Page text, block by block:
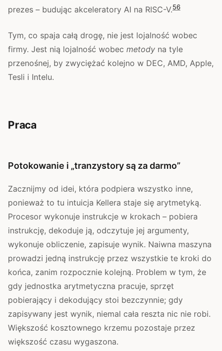
prezes – budując akceleratory AI na RISC-V.56
Tym, co spaja całą drogę, nie jest lojalność wobec
firmy. Jest nią lojalność wobec metody na tyle
przenośnej, by zwyciężać kolejno w DEC, AMD, Apple,
Tesli i Intelu.
Praca
Potokowanie i „tranzystory są za darmo”
Zacznijmy od idei, która podpiera wszystko inne,
ponieważ to tu intuicja Kellera staje się arytmetyką.
Procesor wykonuje instrukcje w krokach – pobiera
instrukcję, dekoduje ją, odczytuje jej argumenty,
wykonuje obliczenie, zapisuje wynik. Naiwna maszyna
prowadzi jedną instrukcję przez wszystkie te kroki do
końca, zanim rozpocznie kolejną. Problem w tym, że
gdy jednostka arytmetyczna pracuje, sprzęt
pobierający i dekodujący stoi bezczynnie; gdy
zapisywany jest wynik, niemal cała reszta nic nie robi.
Większość kosztownego krzemu pozostaje przez
większość czasu wygaszona.